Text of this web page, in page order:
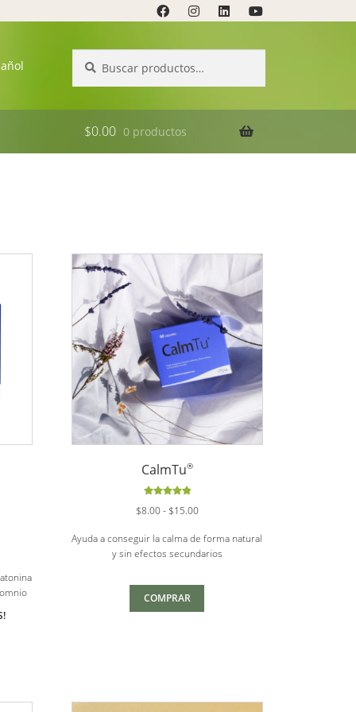
por:
$0.00 0 productos
CalmTu®
5.00
$8.00- $15.00Rango
precios:
desde
hasta
Ayuda a conseguir la calma de forma natural
y sin efectos secundarios
COMPRAR